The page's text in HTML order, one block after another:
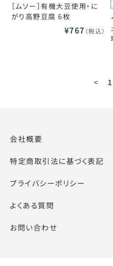
［ムソー］有機大豆使用・に
がり高野豆腐 6枚
¥767 （税込）
< 1
会社概要
特定商取引法に基づく表記
プライバシーポリシー
よくある質問
お問い合わせ